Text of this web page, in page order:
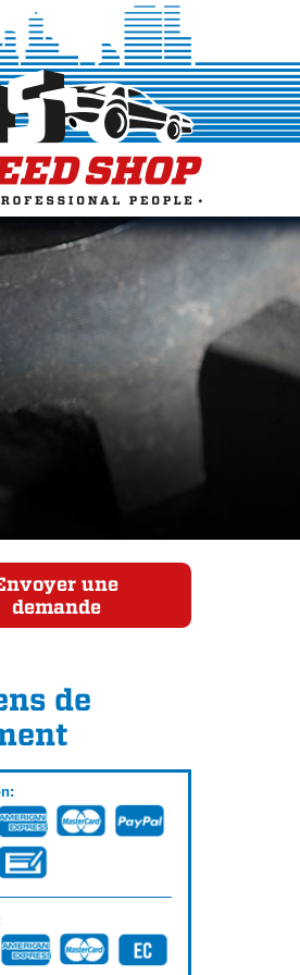
une
demande
de